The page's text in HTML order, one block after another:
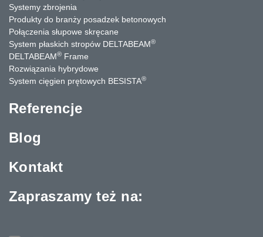
Systemy zbrojenia
Produkty do branży posadzek betonowych
Połączenia słupowe skręcane
System płaskich stropów DELTABEAM®
DELTABEAM® Frame
Rozwiązania hybrydowe
System cięgien prętowych BESISTA®
Referencje
Blog
Kontakt
Zapraszamy też na: